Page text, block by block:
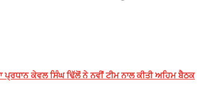
ਕੇਵਲ ਸਿੰਘ ਢਿੱਲੋਂ ਨੇ ਨਵੀਂ ਟੀਮ ਨਾਲ ਕੀਤੀ ਅਹਿਮ ਬੈਠਕ